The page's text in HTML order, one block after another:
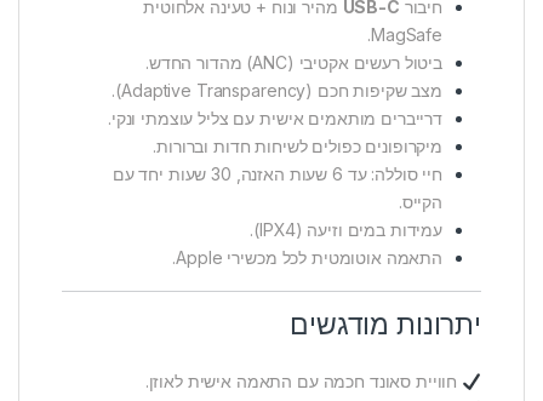
חיבור USB-C מהיר ונוח + טעינה אלחוטית
MagSafe.
ביטול רעשים אקטיבי (ANC) מהדור החדש.
מצב שקיפות חכם (Adaptive Transparency).
דרייברים מותאמים אישית עם צליל עוצמתי ונקי.
מיקרופונים כפולים לשיחות חדות וברורות.
חיי סוללה: עד 6 שעות האזנה, 30 שעות יחד עם
הקייס.
עמידות במים וזיעה (IPX4).
התאמה אוטומטית לכל מכשירי Apple.
יתרונות מודגשים
חוויית סאונד חכמה עם התאמה אישית לאוזן.